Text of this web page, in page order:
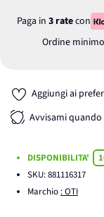
Paga in 3 ratecon
Ordine minimo
Aggiungi ai
Avvisami
DISPONIBILITA'
SKU:881116317
Marchio : OTI